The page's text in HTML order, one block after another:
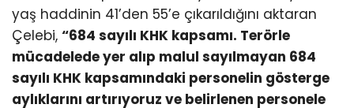
yaş haddinin 41’den 55’e çıkarıldığını aktaran
Çelebi, “684 sayılı KHK kapsamı. Terörle
mücadelede yer alıp malul sayılmayan 684
sayılı KHK kapsamındaki personelin gösterge
aylıklarını artırıyoruz ve belirlenen personele